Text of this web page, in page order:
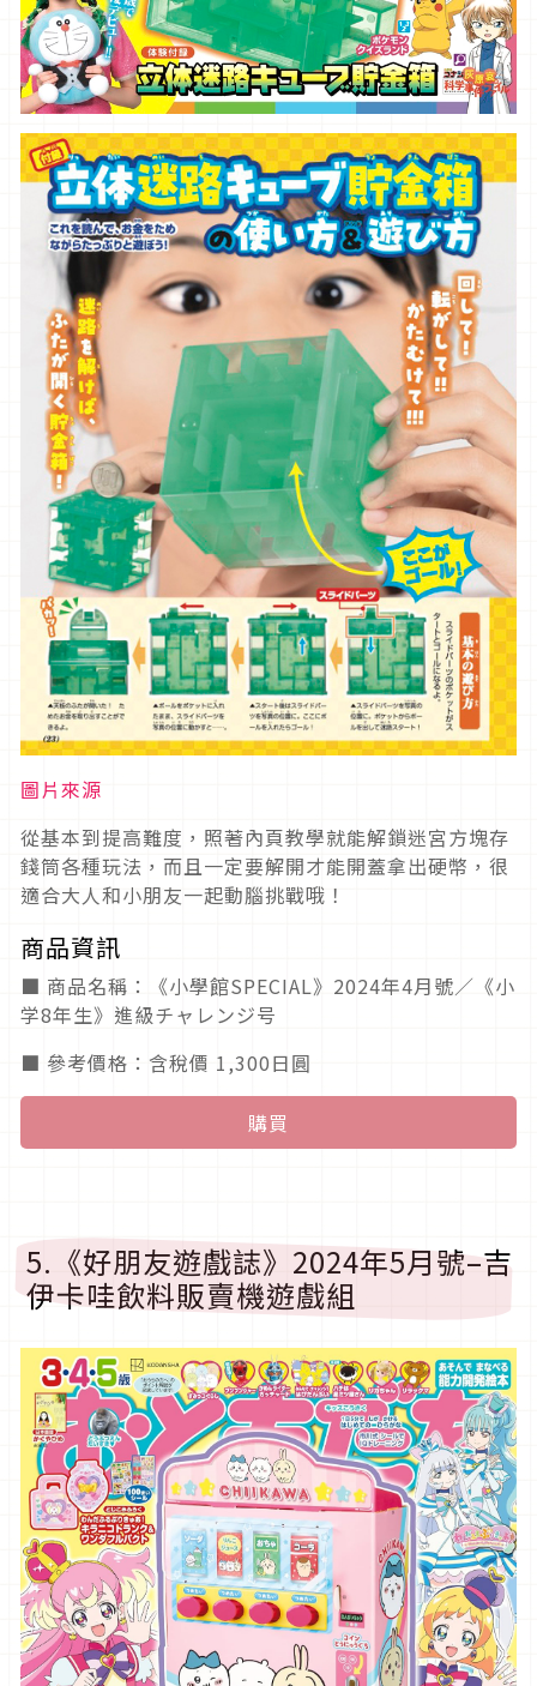
圖片來源
從基本到提高難度，照著內頁教學就能解鎖迷宮方塊存
錢筒各種玩法，而且一定要解開才能開蓋拿出硬幣，很
適合大人和小朋友一起動腦挑戰哦！
商品資訊
■ 商品名稱：《小學館SPECIAL》2024年4月號／《小
学8年生》進級チャレンジ号
■ 參考價格：含稅價 1,300日圓
購買
5.《好朋友遊戲誌》2024年5月號–吉
伊卡哇飲料販賣機遊戲組